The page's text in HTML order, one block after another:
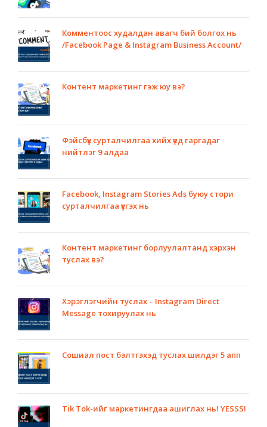
Комментоос худалдан авагч бий болгох нь
/Facebook Page & Instagram Business Account/
Контент маркетинг гэж юу вэ?
Фэйсбүүк сурталчилгаа хийх үед гаргадаг
нийтлэг 9 алдаа
Facebook, Instagram Stories Ads буюу стори
сурталчилгаа үүсгэх нь
Контент маркетинг борлуулалтанд хэрхэн
туслах вэ?
Хэрэглэгчийн туслах – Instagram Direct
Message тохируулах нь
Сошиал пост бэлтгэхэд туслах шилдэг 5 апп
Tik Tok-ийг маркетингдаа ашиглах нь! YESSS!